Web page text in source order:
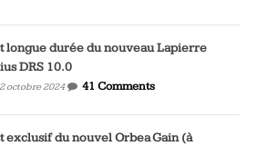
longue durée du nouveau Lapierre
DRS 10.0
octobre 2024 41 Comments
exclusif du nouvel Orbea Gain (à